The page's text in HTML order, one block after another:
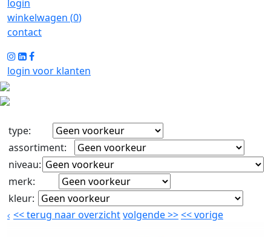
login
winkelwagen (0)
contact
login voor klanten
type:
assortiment:
niveau:
merk:
kleur:
<<terug naar overzichtvolgende>><<vorige